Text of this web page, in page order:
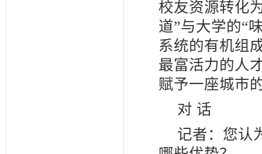
校友资源转化
道”与大学的“
系统的有机组
最富活力的人
赋予一座城市
对 话
记者：您认